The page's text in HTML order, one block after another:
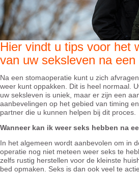
Hier vindt u tips voor het
van uw seksleven na
Na een stomaoperatie kunt u zich
weer kunt oppakken. Dit is heel normaal.
uw seksleven is uniek, maar er zijn een
aanbevelingen op het gebied van timing
partner die u kunnen helpen bij dit proces.
Wanneer kan ik weer seks hebben na
In het algemeen wordt aanbevolen om in
operatie nog niet meteen weer seks te
zelfs rustig herstellen voor de kleinste
bed opmaken. Seks is dan ook veel te